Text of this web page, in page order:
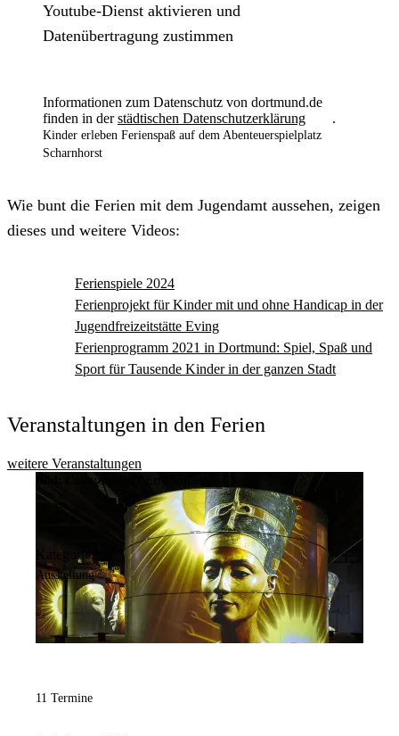
Youtube-Dienst aktivieren und
Datenübertragung zustimmen
Informationen zum Datenschutz von dortmund.de
finden in derstädtischen Datenschutzerklärung .
Kinder erleben Ferienspaß auf dem Abenteuerspielplatz
Scharnhorst
Wie bunt die Ferien mit dem Jugendamt aussehen, zeigen
dieses und weitere Videos:
Ferienspiele 2024
Ferienprojekt für Kinder mit und ohne Handicap in der
Jugendfreizeitstätte Eving
Ferienprogramm 2021 in Dortmund: Spiel, Spaß und
Sport für Tausende Kinder in der ganzen Stadt
Veranstaltungen in den Ferien
weitere Veranstaltungen
Culturespaces / Eric Spiller
Kategorie:
Ausstellung
11 Termine